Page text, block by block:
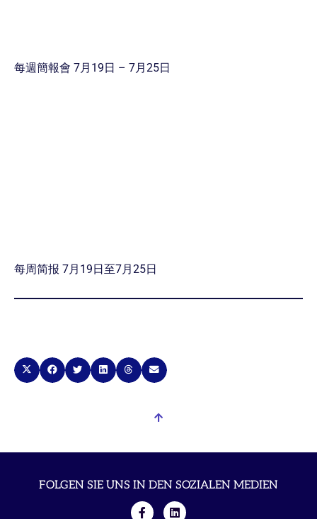
每週簡報會 7月19日 – 7月25日
每周简报 7月19日至7月25日
FOLGEN SIE UNS IN DEN SOZIALEN MEDIEN